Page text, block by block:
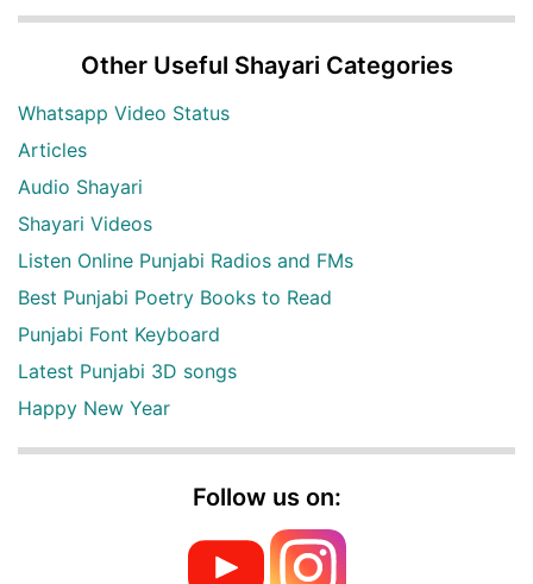
Other Useful Shayari Categories
Whatsapp Video Status
Articles
Audio Shayari
Shayari Videos
Listen Online Punjabi Radios and FMs
Best Punjabi Poetry Books to Read
Punjabi Font Keyboard
Latest Punjabi 3D songs
Happy New Year
Follow us on: